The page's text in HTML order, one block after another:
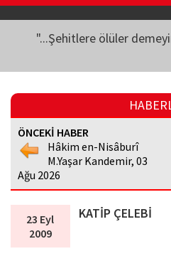
"...Şehitlere ölüler
ÖNCEKİ HABER
Hâkim en-Nisâburî
M.Yaşar Kandemir, 03
Ağu 2026
23 Eyl
2009
KATİP ÇELEBİ